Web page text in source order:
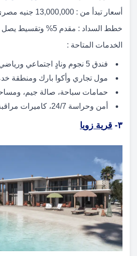
أسعار تبدأ من : 13,000,000 جنيه مصري
خطط السداد : مقدم 5% وتقسيط يصل الى 9 سنوات
الخدمات المتاحة :
فندق 5 نجوم ونادٍ اجتماعي ورياضي لخدمة النزلاء.
مول تجاري وأكوا بارك ومنطقة
حمامات سباحة، صالة جيم،
أمن وحراسة 24/7، كاميرات مراقبة، وعيادات طبية.
٣- قرية زويا